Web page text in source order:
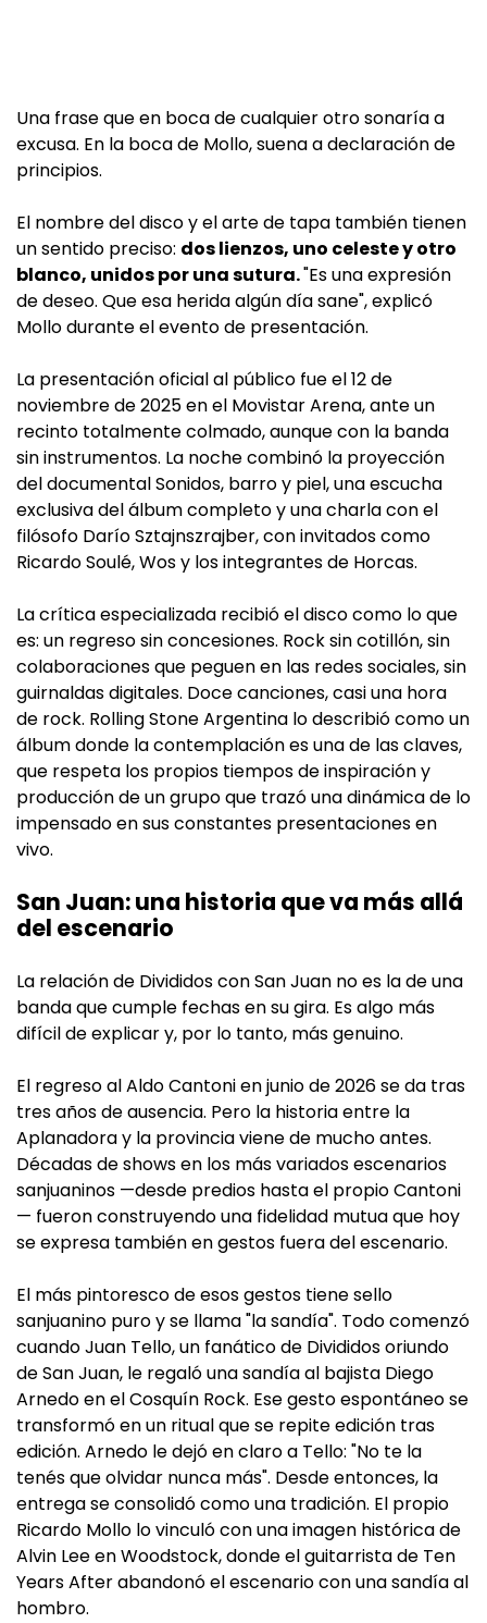
Una frase que en boca de cualquier otro sonaría a
excusa. En la boca de Mollo, suena a declaración de
principios.
El nombre del disco y el arte de tapa también tienen
un sentido preciso: dos lienzos, uno celeste y otro
blanco, unidos por una sutura."Es una expresión
de deseo. Que esa herida algún día sane", explicó
Mollo durante el evento de presentación.
La presentación oficial al público fue el 12 de
noviembre de 2025 en el Movistar Arena, ante un
recinto totalmente colmado, aunque con la banda
sin instrumentos. La noche combinó la proyección
del documental Sonidos, barro y piel, una escucha
exclusiva del álbum completo y una charla con el
filósofo Darío Sztajnszrajber, con invitados como
Ricardo Soulé, Wos y los integrantes de Horcas.
La crítica especializada recibió el disco como lo que
es: un regreso sin concesiones. Rock sin cotillón, sin
colaboraciones que peguen en las redes sociales, sin
guirnaldas digitales. Doce canciones, casi una hora
de rock. Rolling Stone Argentina lo describió como un
álbum donde la contemplación es una de las claves,
que respeta los propios tiempos de inspiración y
producción de un grupo que trazó una dinámica de lo
impensado en sus constantes presentaciones en
vivo.
San Juan: una historia que va más allá
del escenario
La relación de Divididos con San Juan no es la de una
banda que cumple fechas en su gira. Es algo más
difícil de explicar y, por lo tanto, más genuino.
El regreso al Aldo Cantoni en junio de 2026 se da tras
tres años de ausencia. Pero la historia entre la
Aplanadora y la provincia viene de mucho antes.
Décadas de shows en los más variados escenarios
sanjuaninos —desde predios hasta el propio Cantoni
— fueron construyendo una fidelidad mutua que hoy
se expresa también en gestos fuera del escenario.
El más pintoresco de esos gestos tiene sello
sanjuanino puro y se llama "la sandía". Todo comenzó
cuando Juan Tello, un fanático de Divididos oriundo
de San Juan, le regaló una sandía al bajista Diego
Arnedo en el Cosquín Rock. Ese gesto espontáneo se
transformó en un ritual que se repite edición tras
edición. Arnedo le dejó en claro a Tello: "No te la
tenés que olvidar nunca más". Desde entonces, la
entrega se consolidó como una tradición. El propio
Ricardo Mollo lo vinculó con una imagen histórica de
Alvin Lee en Woodstock, donde el guitarrista de Ten
Years After abandonó el escenario con una sandía al
hombro.